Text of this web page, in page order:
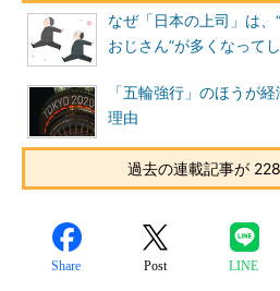
なぜ「日本の上司」は
おじさん”が多くなって
「五輪強行」のほうが
理由
過去の連載記事が
Share Post LINE